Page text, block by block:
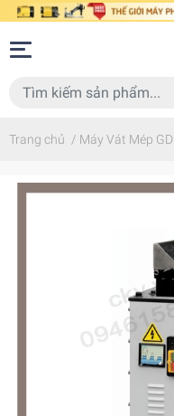
Trang chủ / Máy Vát Mép GD